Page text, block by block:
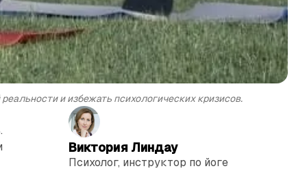
и избежать психологических кризисов.
Виктория Линдау
Психолог, инструктор по йоге